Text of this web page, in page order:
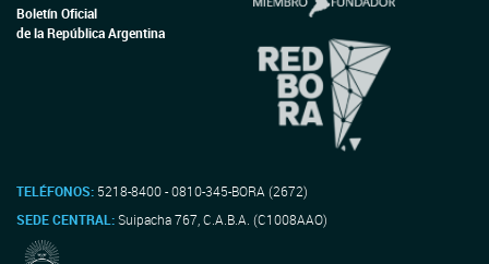
Boletín Oficial
de la República Argentina
TELÉFONOS: 5218-8400 - 0810-345-BORA (2672)
SEDE CENTRAL:Suipacha 767, C.A.B.A. (C1008AAO)